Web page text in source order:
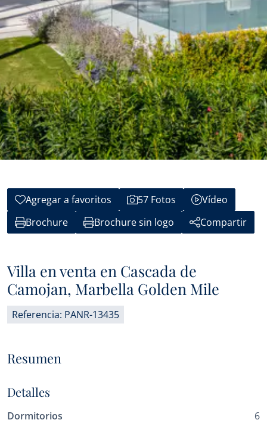
Agregar a favoritos 57 Fotos
Vídeo
Brochure
Brochure sin logo Compartir
Villa en venta en Cascada de
Camojan, Marbella Golden Mile
Referencia: PANR-13435
Resumen
Detalles
Dormitorios
6